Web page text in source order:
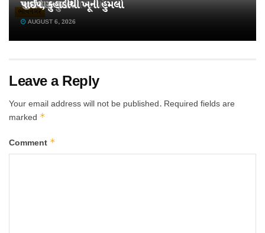
અપહરણ કરી મારમાર્યો
AUGUST 6, 2026
જીવલેણ હુમલો
AUGUST 6, 2026
ભાવનગર
પાઈપ, કુહાડીથી ખૂની હુમલો
AUGUST 6, 2026
Leave a Reply
Your email address will not be published. Required fields are
marked *
Comment *